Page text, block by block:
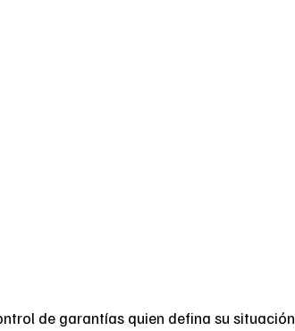
de garantías quien defina su situación